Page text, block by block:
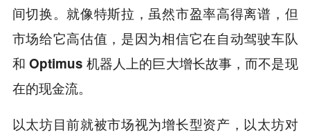
间切换。就像特斯拉，虽然市盈率高得离谱，但
市场给它高估值，是因为相信它在自动驾驶车队
和 Optimus 机器人上的巨大增长故事，而不是现
在的现金流。
以太坊目前就被市场视为增长型资产，以太坊对